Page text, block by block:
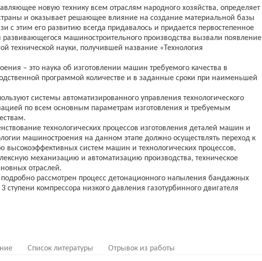
новую технику всем отраслям народного хозяйства, определяет
и оказывает решающее влияние на создание материальной базы
с этим его развитию всегда придавалось и придается первостепенное
развивающегося машиностроительного производства вызвали появление
технической науки, получившей название «Технология
– это наука об изготовлении машин требуемого качества в
программой количестве и в заданные сроки при наименьшей
системы автоматизированного управления технологического
по всем основным параметрам изготовления и требуемым
технологических процессов изготовления деталей машин и
машиностроения на данном этапе должно осуществлять переход к
высокоэффективных систем машин и технологических процессов,
механизацию и автоматизацию производства, техническое
отраслей.
подробно рассмотрен процесс детонационного напыления бандажных
ступени компрессора низкого давления газотурбинного двигателя
Список литературы Отрывок из работы